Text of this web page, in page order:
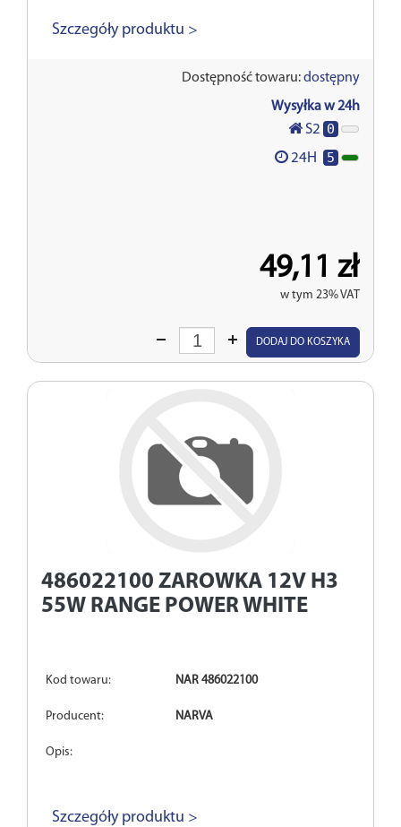
Szczegóły produktu >
Dostępność towaru:dostępny
Wysyłka w 24h
S2 0
24H 5
49,11 zł
w tym 23% VAT
Wprowadź
DODAJ DO KOSZYKA
486022100 ZAROWKA 12V H3
55W RANGE POWER WHITE
Kod towaru: NAR 486022100
Producent: NARVA
Opis:
Szczegóły produktu >